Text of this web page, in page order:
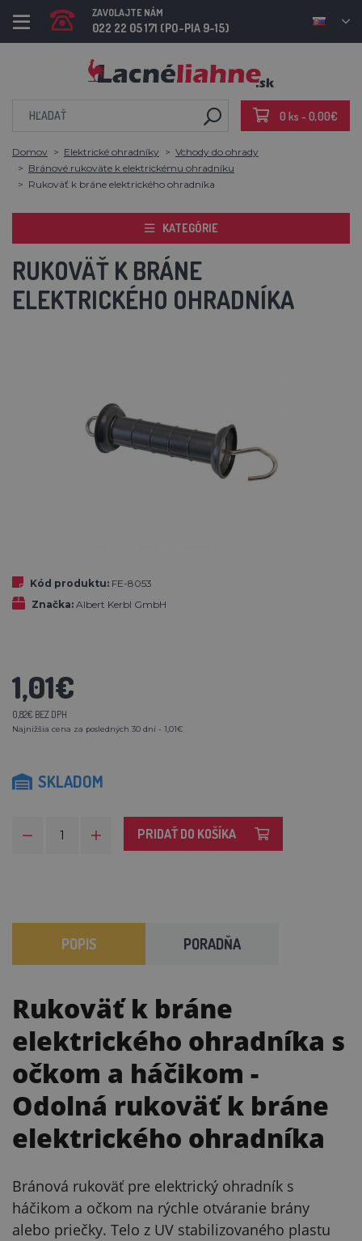
ZAVOLAJTE NÁM
022 22 05 171 (PO-PIA 9-15)
0 ks - 0,00€
Domov Elektrické ohradníky
Vchody do ohrady
Bránové rukoväte k elektrickému ohradníku
Rukoväť k bráne elektrického ohradníka
KATEGÓRIE
RUKOVÄŤ K BRÁNE
ELEKTRICKÉHO OHRADNÍKA
Kód produktu: FE-8053
Značka: Albert Kerbl GmbH
1,01€
0,82€ BEZ DPH
Najnižšia cena za posledných 30 dní - 1,01€
SKLADOM
PRIDAŤ DO KOŠÍKA
POPIS PORADŇA
Rukoväť k bráne
elektrického ohradníka s
očkom a háčikom -
Odolná rukoväť k bráne
elektrického ohradníka
Bránová rukoväť pre elektrický ohradník s
háčikom a očkom na rýchle otváranie brány
alebo priečky. Telo z UV stabilizovaného plastu